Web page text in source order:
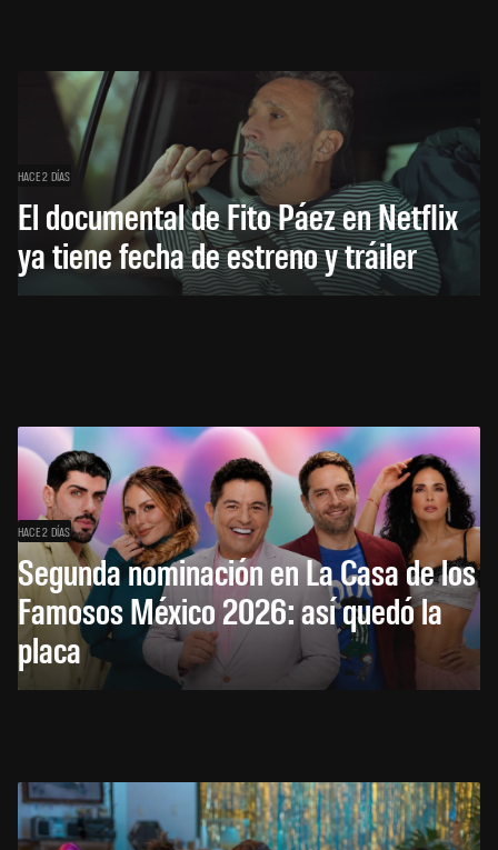
HACE 2 DÍAS
El documental de Fito Páez en Netflix
ya tiene fecha de estreno y tráiler
HACE 2 DÍAS
Segunda nominación en La Casa de los
Famosos México 2026: así quedó la
placa